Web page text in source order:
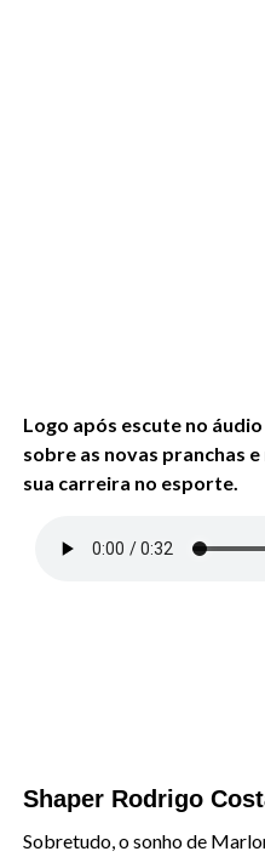
Logo após escute no
sobre as novas pranchas
sua carreira no esporte.
Shaper Rodrigo
Sobretudo, o sonho de